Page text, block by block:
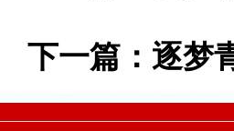
下一篇： 逐梦